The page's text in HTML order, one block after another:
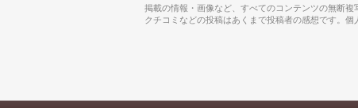
掲載の情報・画像など、すべてのコンテンツの無断複
クチコミなどの投稿はあくまで投稿者の感想です。個